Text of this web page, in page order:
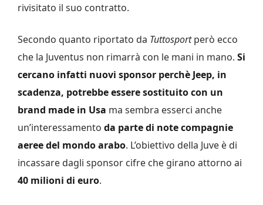
rivisitato il suo contratto.
Secondo quanto riportato da Tuttosportperò ecco
che la Juventus non rimarrà con le mani in mano. Si
cercano infatti nuovi sponsor perchè Jeep, in
scadenza, potrebbe essere sostituito con un
brand made in Usa ma sembra esserci anche
un’interessamento da parte di note compagnie
aeree del mondo arabo. L’obiettivo della Juve è di
incassare dagli sponsor cifre che girano attorno ai
40 milioni di euro.